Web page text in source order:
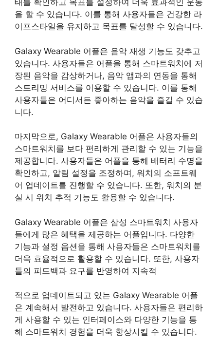
태를 확인하고 목표를 설정하여 더욱 효과적인 운동
을 할 수 있습니다. 이를 통해 사용자들은 건강한 라
이프스타일을 유지하고 목표를 달성할 수 있습니다.
Galaxy Wearable 어플은 음악 재생 기능도 갖추고
있습니다. 사용자들은 어플을 통해 스마트워치에 저
장된 음악을 감상하거나, 음악 앱과의 연동을 통해
스트리밍 서비스를 이용할 수 있습니다. 이를 통해
사용자들은 어디서든 좋아하는 음악을 즐길 수 있습
니다.
마지막으로, Galaxy Wearable 어플은 사용자들의
스마트워치를 보다 편리하게 관리할 수 있는 기능을
제공합니다. 사용자들은 어플을 통해 배터리 수명을
확인하고, 알림 설정을 조정하며, 워치의 소프트웨
어 업데이트를 진행할 수 있습니다. 또한, 워치의 분
실 시 위치 추적 기능도 활용할 수 있습니다.
Galaxy Wearable 어플은 삼성 스마트워치 사용자
들에게 많은 혜택을 제공하는 어플입니다. 다양한
기능과 설정 옵션을 통해 사용자들은 스마트워치를
더욱 효율적으로 활용할 수 있습니다. 또한, 사용자
들의 피드백과 요구를 반영하여 지속적
적으로 업데이트되고 있는 Galaxy Wearable 어플
은 계속해서 발전하고 있습니다. 사용자들은 편리하
게 사용할 수 있는 인터페이스와 다양한 기능을 통
해 스마트워치 경험을 더욱 향상시킬 수 있습니다.